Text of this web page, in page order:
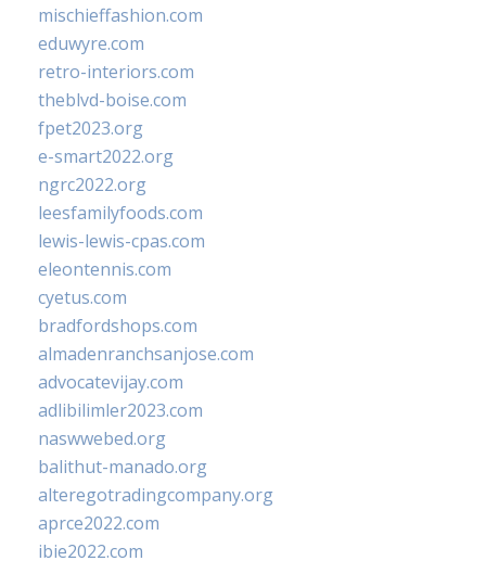
mischieffashion.com
eduwyre.com
retro-interiors.com
theblvd-boise.com
fpet2023.org
e-smart2022.org
ngrc2022.org
leesfamilyfoods.com
lewis-lewis-cpas.com
eleontennis.com
cyetus.com
bradfordshops.com
almadenranchsanjose.com
advocatevijay.com
adlibilimler2023.com
naswwebed.org
balithut-manado.org
alteregotradingcompany.org
aprce2022.com
ibie2022.com